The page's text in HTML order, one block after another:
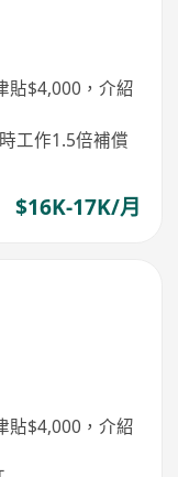
貼$4,000，介紹
工作1.5倍補償
$16K-17K/月
貼$4,000，介紹